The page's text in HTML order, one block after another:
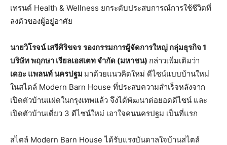
เทรนด์ Health & Wellness ยกระดับประสบการณ์การใช้ชีวิตที่
ลงตัวของผู้อยู่อาศัย
นายวิโรจน์ เสรีศิริขจร รองกรรมการผู้จัดการใหญ่ กลุ่มธุรกิจ1
บริษัท พฤกษา เรียลเอสเตท จำกัด (มหาชน) กล่าวเพิ่มเติมว่า
เดอะ แพลนท์ นครปฐม มาด้วยแนวคิดใหม่ ดีไซน์แบบบ้านใหม่
ในสไตล์ Modern Barn House ที่ประสบความสำเร็จหลังจาก
เปิดตัวบ้านแฝดในกรุงเทพแล้ว จึงได้พัฒนาต่อยอดดีไซน์ และ
เปิดตัวบ้านเดี่ยว 3 ดีไซน์ใหม่ เอาใจคนนครปฐม เป็นที่แรก
สไตล์ Modern Barn House ได้รับแรงบันดาลใจบ้านสไตล์